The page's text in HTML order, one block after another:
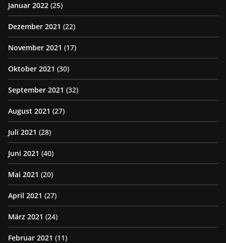
Januar 2022 (25)
Dezember 2021 (22)
November 2021 (17)
Oktober 2021 (30)
September 2021 (32)
August 2021 (27)
Juli 2021 (28)
Juni 2021 (40)
Mai 2021 (20)
April 2021 (27)
März 2021 (24)
Februar 2021 (11)